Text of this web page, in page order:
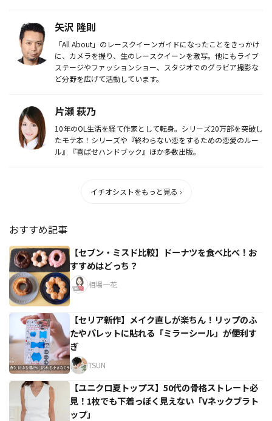
矢沢 隆則
「All About」のレースクイーンガイドになったことをきっかけ
に、カメラを握り、生のレースクイーンを激写。他にもライブ
ステージやファッションショー、スタジオでのグラビア撮影な
ど分野を広げて活動しています。
片瀬 萩乃
10年のOL生活を経て作家として転身。シリーズ20万部を突破し
たモテ本！シリーズや『終わらない恋をするための恋愛のルー
ル』『喜ばせハンドブック』ほか多数出版。
イチオシストをもっと見る ›
おすすめ記事
【セブン・ミスド比較】ドーナツを食べ比べ！お
すすめはどっち？
相場一花
【セリア新作】メイク直しが楽ちん！リップのふ
たやパレットに貼れる「ミラーシール」が便利す
ぎ
TSUN
【ユニクロ夏トップス】50代の骨格ストレート必
見！1枚でも下着っぽく見えない「Vネックブラト
ップ」